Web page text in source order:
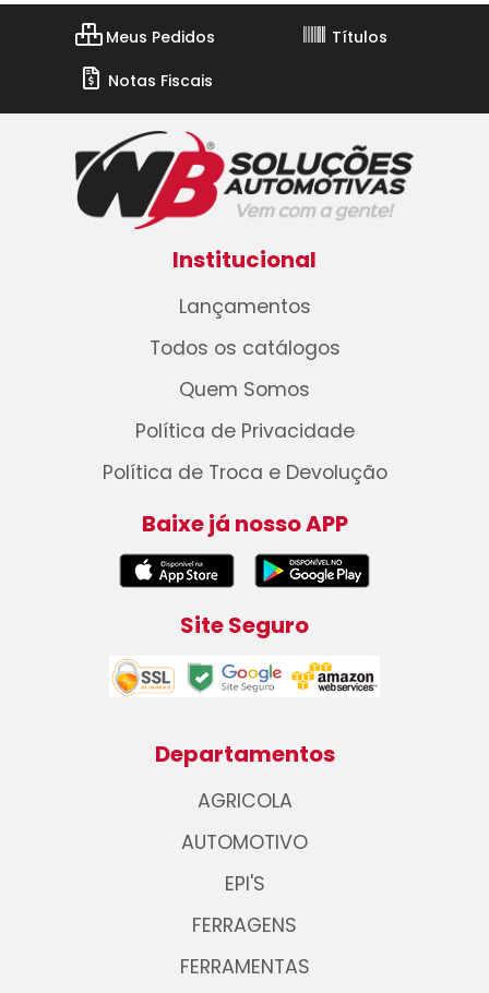
Meus Pedidos
Títulos
Notas Fiscais
Institucional
Lançamentos
Todos os catálogos
Quem Somos
Política de Privacidade
Política de Troca e Devolução
Baixe já nosso APP
Site Seguro
Departamentos
AGRICOLA
AUTOMOTIVO
EPI'S
FERRAGENS
FERRAMENTAS